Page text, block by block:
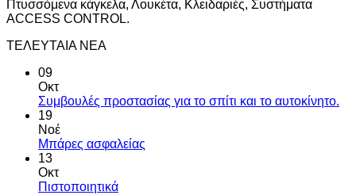
Πτυσσόμενα κάγκελα, Λουκέτα, Κλειδαριές, Συστήματα
ACCESS CONTROL.
ΤΕΛΕΥΤΑΙΑ ΝΕΑ
09
Οκτ
Συμβουλές προστασίας για το σπίτι και το αυτοκίνητο.
19
Νοέ
Μπάρες ασφαλείας
13
Οκτ
Πιστοποιητικά